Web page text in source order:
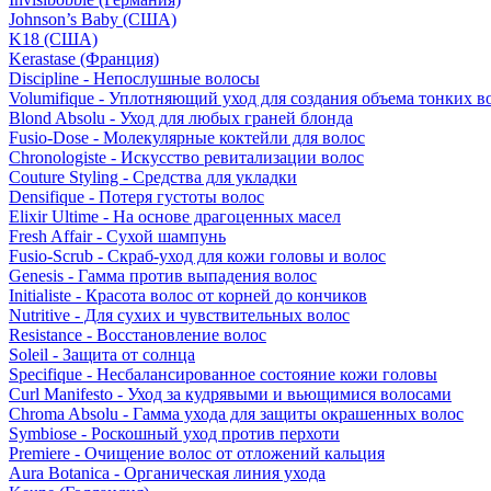
Johnson’s Baby (США)
K18 (США)
Kerastase (Франция)
Discipline - Непослушные волосы
Volumifique - Уплотняющий уход для создания объема тонких
Blond Absolu - Уход для любых граней блонда
Fusio-Dose - Молекулярные коктейли для волос
Chronologiste - Искусство ревитализации волос
Couture Styling - Средства для укладки
Densifique - Потеря густоты волос
Elixir Ultime - На основе драгоценных масел
Fresh Affair - Сухой шампунь
Fusio-Scrub - Скраб-уход для кожи головы и волос
Genesis - Гамма против выпадения волос
Initialiste - Красота волос от корней до кончиков
Nutritive - Для сухих и чувствительных волос
Resistance - Восстановление волос
Soleil - Защита от солнца
Specifique - Несбалансированное состояние кожи головы
Curl Manifesto - Уход за кудрявыми и вьющимися волосами
Chroma Absolu - Гамма ухода для защиты окрашенных волос
Symbiose - Роскошный уход против перхоти
Premiere - Очищение волос от отложений кальция
Aura Botanica - Органическая линия ухода